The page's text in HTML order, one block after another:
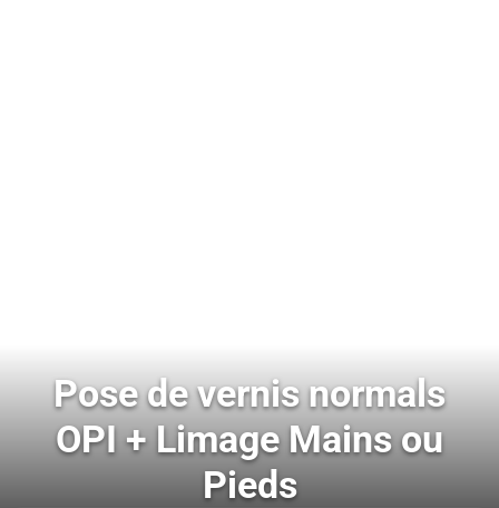
Pose de vernis normals
OPI + Limage Mains ou
Pieds